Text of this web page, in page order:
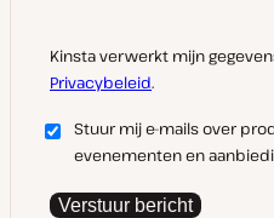
Kinsta verwerkt mijn
Privacybeleid.
Stuur mij e-mails over
evenementen en
Verstuur bericht